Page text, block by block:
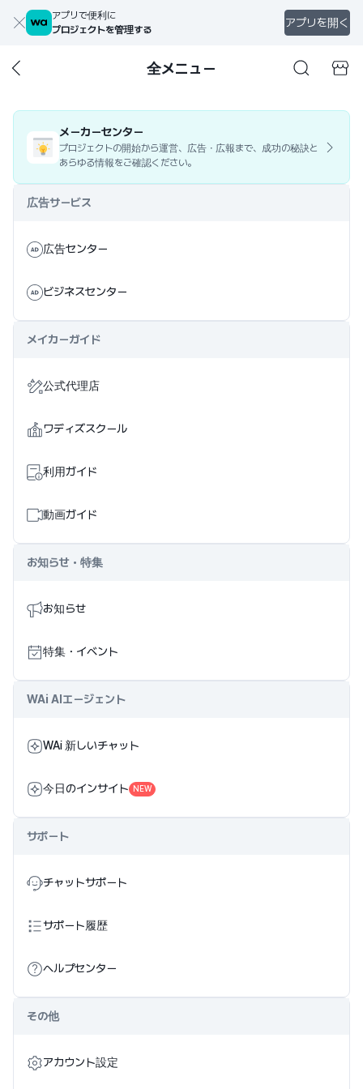
アプリで便利に
プロジェクトを管理する
アプリを開く
全メニュー
メーカーセンター
プロジェクトの開始から運営、広告・広報まで、成功の秘訣と
あらゆる情報をご確認ください。
広告サービス
広告センター
ビジネスセンター
メイカーガイド
公式代理店
ワディズスクール
利用ガイド
動画ガイド
お知らせ・特集
お知らせ
特集・イベント
WAi AIエージェント
WAi 新しいチャット
今日のインサイト NEW
サポート
チャットサポート
サポート履歴
ヘルプセンター
その他
アカウント設定